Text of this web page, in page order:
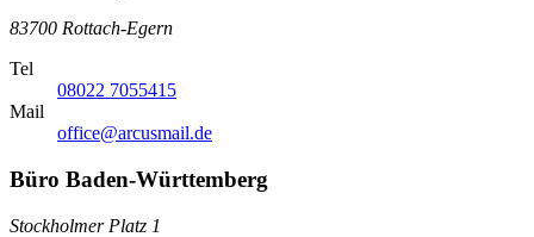
83700 Rottach-Egern
Tel
08022 7055415
Mail
office@arcusmail.de
Büro Baden-Württemberg
Stockholmer Platz 1